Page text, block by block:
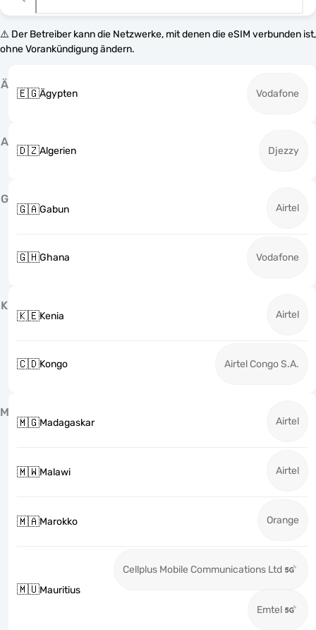
⚠️ Der Betreiber kann die Netzwerke, mit denen die eSIM verbunden ist,
ohne Vorankündigung ändern.
Ä
🇪🇬Ägypten Vodafone
A
🇩🇿Algerien Djezzy
G
🇬🇦Gabun Airtel
🇬🇭Ghana Vodafone
K
🇰🇪Kenia Airtel
🇨🇩Kongo Airtel Congo S.A.
M
🇲🇬Madagaskar Airtel
🇲🇼Malawi Airtel
🇲🇦Marokko Orange
🇲🇺Mauritius
Cellplus Mobile Communications Ltd
Emtel